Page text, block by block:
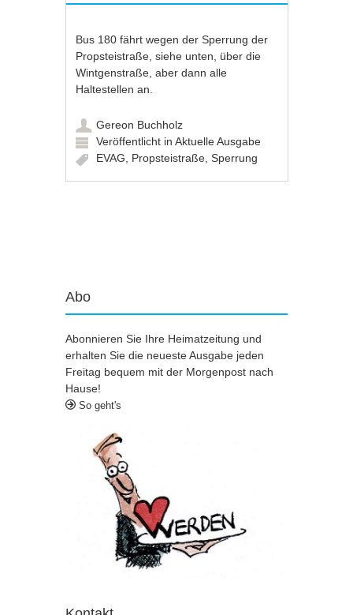
Bus 180 fährt wegen der Sperrung der
Propsteistraße, siehe unten, über die
Wintgenstraße, aber dann alle
Haltestellen an.
Gereon Buchholz
Veröffentlicht inAktuelle Ausgabe
EVAG
Propsteistraße ,Sperrung
Abo
Abonnieren Sie Ihre Heimatzeitung und
erhalten Sie die neueste Ausgabe jeden
Freitag bequem mit der Morgenpost nach
Hause!
So geht's